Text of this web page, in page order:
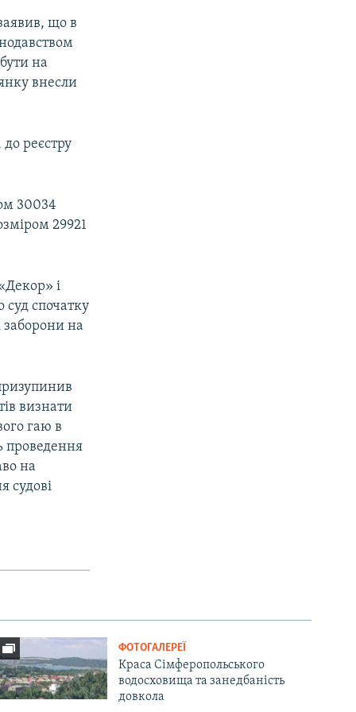
що в
на
внесли
реєстру
30034
29921
і
спочатку
заборони на
визнати
гаю в
проведення
на
судові
ФОТОГАЛЕРЕЇ
Краса Сімферопольського
водосховища та занедбаність
довкола